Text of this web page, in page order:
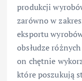
produkcji
zarówno w
eksportu
obsłudze
on chętnie
które poszukują